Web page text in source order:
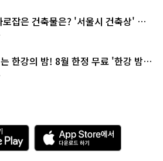
로잡은 건축물은? '서울시 건축상' 수
한강의 밤! 8월 한정 무료 '한강 밤
A
p
p